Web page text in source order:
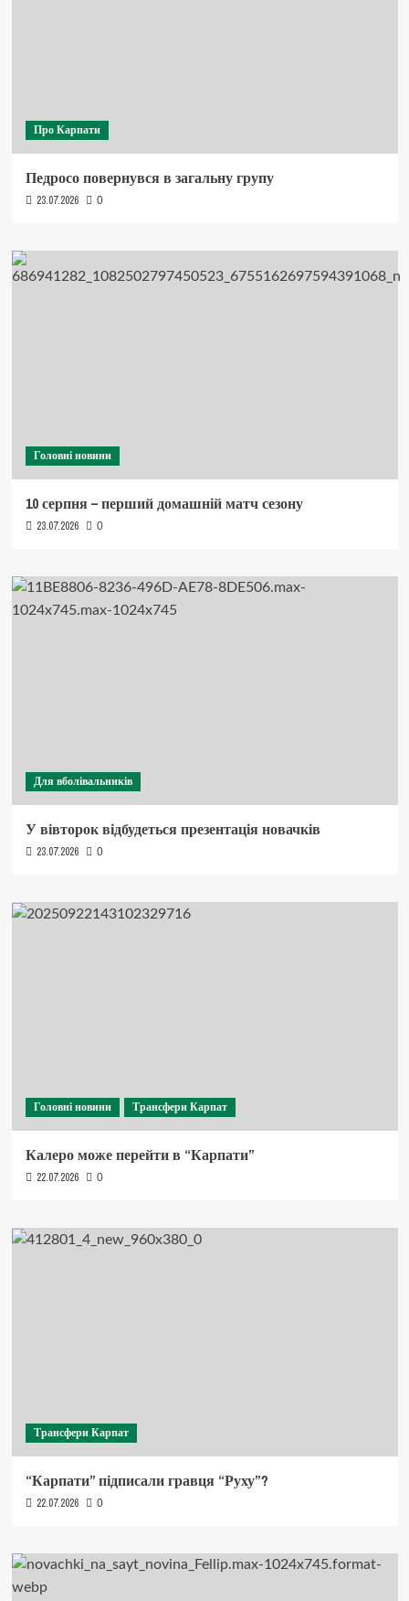
Про Карпати
Педросо повернувся в загальну групу
23.07.2026 0
Головні новини
10 серпня – перший домашній матч сезону
23.07.2026 0
Для вболівальників
У вівторок відбудеться презентація новачків
23.07.2026 0
Головні новини Трансфери Карпат
Калеро може перейти в “Карпати”
22.07.2026 0
Трансфери Карпат
“Карпати” підписали гравця “Руху”?
22.07.2026 0